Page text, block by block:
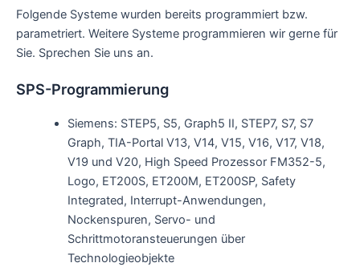
Folgende Systeme wurden bereits programmiert bzw.
parametriert. Weitere Systeme programmieren wir gerne für
Sie. Sprechen Sie uns an.
SPS-Programmierung
Siemens: STEP5, S5, Graph5 II, STEP7, S7, S7
Graph, TIA-Portal V13, V14, V15, V16, V17, V18,
V19 und V20, High Speed Prozessor FM352-5,
Logo, ET200S, ET200M, ET200SP, Safety
Integrated, Interrupt-Anwendungen,
Nockenspuren, Servo- und
Schrittmotoransteuerungen über
Technologieobjekte